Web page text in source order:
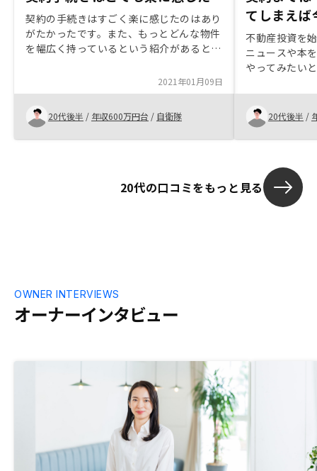
契約の手続きはすごく楽に感じたのはあり
がたかったです。また、もっとどんな物件
を幅広く持っているという紹介があると嬉
んで紹介してくれるのはありがたいです
が、もしかしたら興味がある人がいるかも
しれないからです。特にはないですが、ミ
スをした場合の対応をもう少しどのように
対応した方がと契約者が安心するのかを考
2021年01月09日
20代後半 / 年収600万円台 / 自衛隊
てしまえば
不動産投資を
ニュースや本
やってみたい
いと思いまし
できる
た。不安だっ
うことです。
話を聞いた営
た。担当して
多く、初心者
20代後半 /
20代の口コミをもっと見る
オーナーインタビュー
OWNER INTERVIEWS